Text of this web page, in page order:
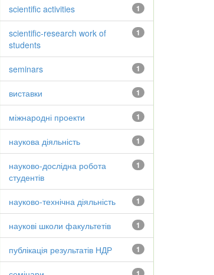
1
scientific activities
1
scientific-research work of
students
1
seminars
1
виставки
1
міжнародні проекти
1
наукова діяльність
1
науково-дослідна робота
студентів
1
науково-технічна діяльність
1
наукові школи факультетів
1
публікація результатів НДР